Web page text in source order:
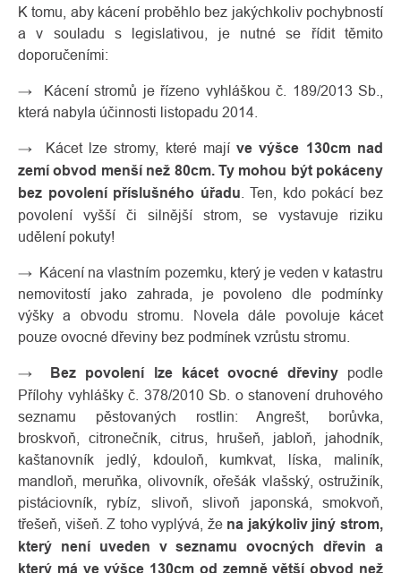
K tomu, aby kácení proběhlo bez jakýchkoliv pochybností
a v souladu s legislativou, je nutné se řídit těmito
doporučeními:
→ Kácení stromů je řízeno vyhláškou č. 189/2013 Sb.,
která nabyla účinnosti listopadu 2014.
→ Kácet lze stromy, které majíve výšce 130cm nad
zemí obvod menší než 80cm. Ty mohou být pokáceny
bez povolení příslušného úřadu . Ten, kdo pokácí bez
povolení vyšší či silnější strom, se vystavuje riziku
udělení pokuty!
→ Kácení na vlastním pozemku, který je veden v katastru
nemovitostí jako zahrada, je povoleno dle podmínky
výšky a obvodu stromu. Novela dále povoluje kácet
pouze ovocné dřeviny bez podmínek vzrůstu stromu.
→ Bez povolení lze kácet ovocné dřevinypodle
Přílohy vyhlášky č. 378/2010 Sb. o stanovení druhového
seznamu pěstovaných rostlin: Angrešt, borůvka,
broskvoň, citronečník, citrus, hrušeň, jabloň, jahodník,
kaštanovník jedlý, kdouloň, kumkvat, líska, maliník,
mandloň, meruňka, olivovník, ořešák vlašský, ostružiník,
pistáciovník, rybíz, slivoň, slivoň japonská, smokvoň,
třešeň, višeň. Z toho vyplývá, že na jakýkoliv jiný strom,
který není uveden v seznamu ovocných dřevin a
který má ve výšce 130cm od zemně větší obvod než